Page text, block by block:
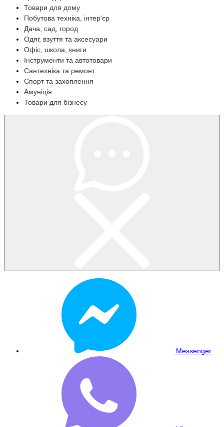
Товари для дому
Побутова техніка, інтер'єр
Дача, сад, город
Одяг, взуття та аксесуари
Офіс, школа, книги
Інструменти та автотовари
Сантехніка та ремонт
Спорт та захоплення
Амуніція
Товари для бізнесу
Messenger